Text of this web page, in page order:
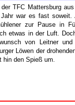
TFC Mattersburg
war es fast soweit.
zur Pause in
etwas in der Luft.
von Leitner
Löwen der
hin den Spieß um.